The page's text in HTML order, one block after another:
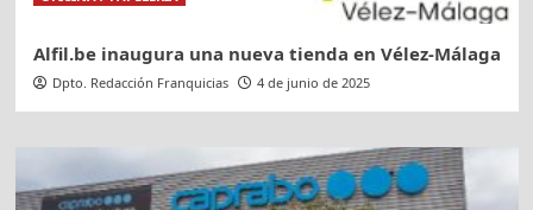
Alfil.be inaugura una nueva tienda en Vélez-Málaga
Dpto. Redacción Franquicias 4 de junio de 2025